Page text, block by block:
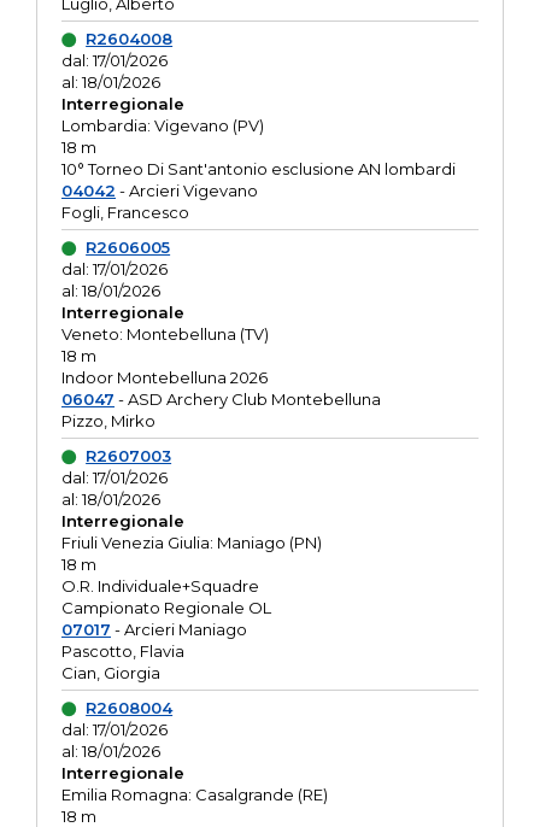
R2604008
dal: 17/01/2026
al: 18/01/2026
Interregionale
Lombardia: Vigevano (PV)
18 m
10° Torneo Di Sant'antonio esclusione AN lombardi
04042 - Arcieri Vigevano
Fogli, Francesco
R2606005
dal: 17/01/2026
al: 18/01/2026
Interregionale
Veneto: Montebelluna (TV)
18 m
Indoor Montebelluna 2026
06047 - ASD Archery Club Montebelluna
Pizzo, Mirko
R2607003
dal: 17/01/2026
al: 18/01/2026
Interregionale
Friuli Venezia Giulia: Maniago (PN)
18 m
O.R. Individuale+Squadre
Campionato Regionale OL
07017 - Arcieri Maniago
Pascotto, Flavia
Cian, Giorgia
R2608004
dal: 17/01/2026
al: 18/01/2026
Interregionale
Emilia Romagna: Casalgrande (RE)
18 m